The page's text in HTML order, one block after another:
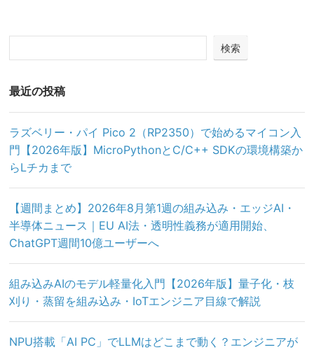
検索
最近の投稿
ラズベリー・パイ Pico 2（RP2350）で始めるマイコン入
門【2026年版】MicroPythonとC/C++ SDKの環境構築か
らLチカまで
【週間まとめ】2026年8月第1週の組み込み・エッジAI・
半導体ニュース｜EU AI法・透明性義務が適用開始、
ChatGPT週間10億ユーザーへ
組み込みAIのモデル軽量化入門【2026年版】量子化・枝
刈り・蒸留を組み込み・IoTエンジニア目線で解説
NPU搭載「AI PC」でLLMはどこまで動く？エンジニアが